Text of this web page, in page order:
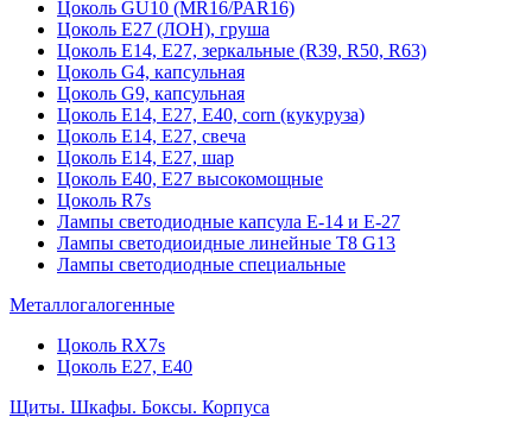
Цоколь GU10 (MR16/PAR16)
Цоколь Е27 (ЛОН), груша
Цоколь Е14, Е27, зеркальные (R39, R50, R63)
Цоколь G4, капсульная
Цоколь G9, капсульная
Цоколь Е14, Е27, Е40, corn (кукуруза)
Цоколь Е14, Е27, свеча
Цоколь Е14, Е27, шар
Цоколь Е40, Е27 высокомощные
Цоколь R7s
Лампы светодиодные капсула Е-14 и Е-27
Лампы светодиоидные линейные T8 G13
Лампы светодиодные специальные
Металлогалогенные
Цоколь RX7s
Цоколь Е27, E40
Щиты. Шкафы. Боксы. Корпуса